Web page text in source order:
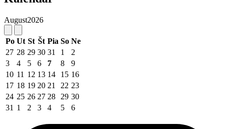
August2026
Po Ut St Št Pia So Ne
27 28 29 30 31 1
2
3
4 5 6 7 8
9
10 11 12 13 14 15 16
17 18 19 20 21 22 23
24 25 26 27 28 29 30
31 1 2 3 4 5 6